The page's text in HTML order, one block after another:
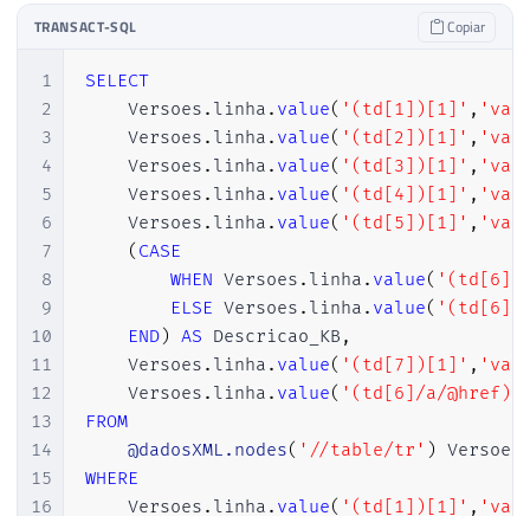
104
106
107
108
109
110
111
112
113
114
115
116
117
118
119
120
121
@ExpressaoBuscar
VARCHAR( 100 ) =
@RetornoTabela
VARCHAR ( MAX )
@dadosXML XML
SET @PosicaoInicialVersao =
SET
@RetornoTabela = SUBSTRING (@xml
-- Corrigindo classes sem aspas
SET
@RetornoTabela = REPLACE (
SET @RetornoTabela = REPLACE
SET
@RetornoTabela = REPLACE(
TRANSACT-SQL Copiar
1
2
3
4
5
6
7
8
9
10
11
12
13
14
15
16
SELECT
    Versoes
. linha . value( '(td[1])[1]' ,
    Versoes
. linha . value( '(td[2])[1]' ,
    Versoes
. linha . value( '(td[3])[1]' ,
    Versoes
. linha . value( '(td[4])[1]' ,
    Versoes
. linha . value( '(td[5])[1]' ,
( CASE
WHEN Versoes . linha . value( '(td[6]/
ELSE Versoes . linha . value(
END) AS Descricao_KB ,
    Versoes
. linha . value( '(td[7])[1]' ,
    Versoes
. linha . value( '(td[6]/a/
FROM
@dadosXML.nodes( '//table/tr' ) Versoes
WHERE
    Versoes
. linha . value( '(td[1])[1]' ,